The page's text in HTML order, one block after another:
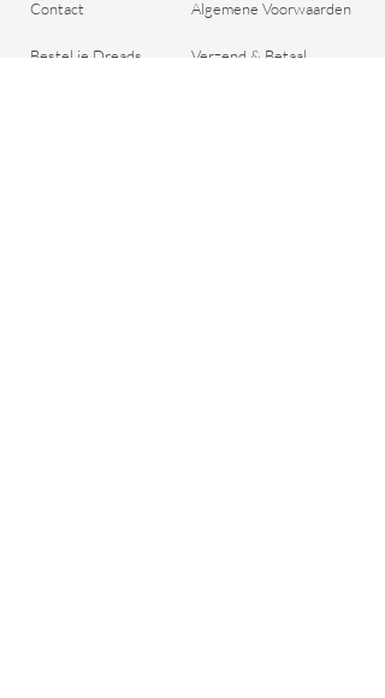
Contact
Bestel je Dreads
Algemene Voorwaarden
Verzend & Betaal